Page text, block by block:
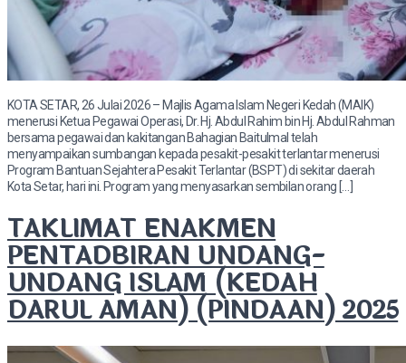
KOTA SETAR, 26 Julai 2026 – Majlis Agama Islam Negeri Kedah (MAIK)
menerusi Ketua Pegawai Operasi, Dr. Hj. Abdul Rahim bin Hj. Abdul Rahman
bersama pegawai dan kakitangan Bahagian Baitulmal telah
menyampaikan sumbangan kepada pesakit-pesakit terlantar menerusi
Program Bantuan Sejahtera Pesakit Terlantar (BSPT) di sekitar daerah
Kota Setar, hari ini. Program yang menyasarkan sembilan orang […]
TAKLIMAT ENAKMEN
PENTADBIRAN UNDANG-
UNDANG ISLAM (KEDAH
DARUL AMAN) (PINDAAN) 2025